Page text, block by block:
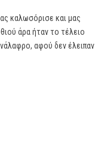
καλωσόρισε και μας
άρα ήταν το τέλειο
αφού δεν έλειπαν